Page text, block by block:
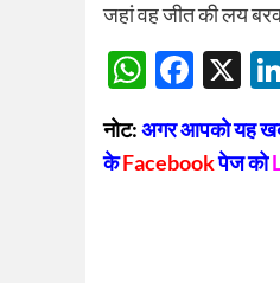
जहां वह जीत की लय
X
नोट:अगर आपको यह
केFacebookपेज को